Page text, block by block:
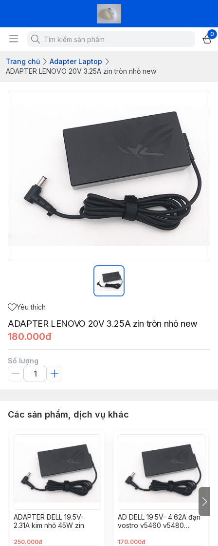
0
Trang chủ
Adapter Laptop
ADAPTER LENOVO 20V 3.25A zin tròn nhỏ new
Yêu thích
ADAPTER LENOVO 20V 3.25A zin tròn nhỏ new
180.000đ
Số lượng
Các sản phẩm, dịch vụ khác
ADAPTER DELL 19.5V-
2.31A kim nhỏ 45W zin
250.000đ
AD DELL 19.5V- 4.62A đạn
vostro v5460 v5480
170.000đ